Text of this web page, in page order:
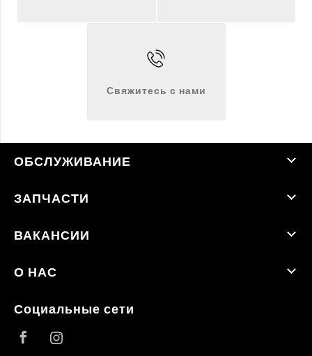
Свяжитесь с нами
ОБСЛУЖИВАНИЕ
ЗАПЧАСТИ
ВАКАНСИИ
О НАС
Социальные сети
Facebook